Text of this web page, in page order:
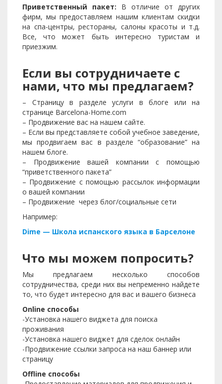
Приветственный пакет: В отличие от других
фирм, мы предоставляем нашим клиентам скидки
на спа-центры, рестораны, салоны красоты и т.д.
Все, что может быть интересно туристам и
приезжим.
Если вы сотрудничаете с
нами, что мы предлагаем?
– Страницу в разделе услуги в блоге или на
странице Barcelona-Home.com
– Продвижение вас на нашем сайте.
– Если вы представляете собой учебное заведение,
мы продвигаем вас в разделе “образование” на
нашем блоге.
– Продвижение вашей компании с помощью
“приветственного пакета”
– Продвижение с помощью рассылок информации
о вашей компании
– Продвижение через блог/социальные сети
Например:
Dime — Школа испанского языка в Барселоне
Что мы можем попросить?
Мы предлагаем несколько способов
сотрудничества, среди них вы непременно найдете
то, что будет интересно для вас и вашего бизнеса
Online способы
-Установка нашего виджета для поиска
проживания
-Установка нашего виджет для сделок онлайн
-Продвижение ссылки запроса на наш баннер или
страницу
Offline способы